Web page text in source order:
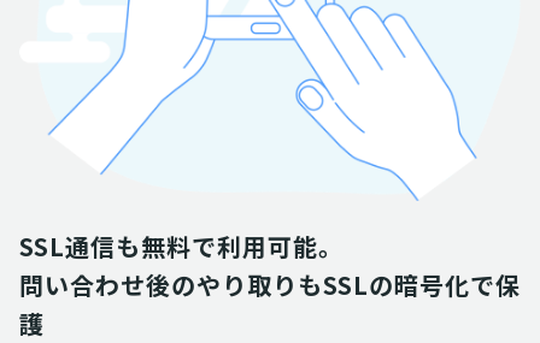
SSL通信も無料で利用可能。
問い合わせ後のやり取りもSSLの暗号化で保
護